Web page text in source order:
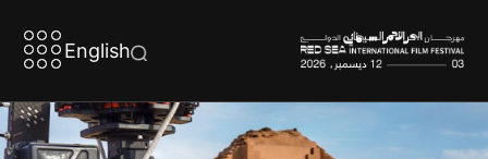
English